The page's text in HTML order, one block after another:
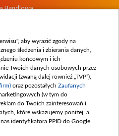
Handlowa
wewnętrznych
aby wyrazić zgody na
śledzenia i zbierania danych,
końcowym i ich
Twoich danych osobowych przez
(zwaną dalej również „TVP”),
oraz pozostałych Zaufanych
(w tym do
do Twoich zainteresowań i
które wskazujemy poniżej, a
identyfikatora PPID do Google.